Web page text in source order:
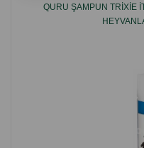
QURU ŞAMPUN TRIXIE